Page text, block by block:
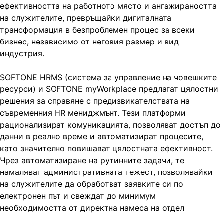
ефективността на работното място и ангажираността
на служителите, превръщайки дигиталната
трансформация в безпроблемен процес за всеки
бизнес, независимо от неговия размер и вид
индустрия.
SOFTONE HRMS (система за управление на човешките
ресурси) и SOFTONE myWorkplace предлагат цялостни
решения за справяне с предизвикателствата на
съвременния HR мениджмънт. Тези платформи
рационализират комуникацията, позволяват достъп до
данни в реално време и автоматизират процесите,
като значително повишават цялостната ефективност.
Чрез автоматизиране на рутинните задачи, те
намаляват административната тежест, позволявайки
на служителите да обработват заявките си по
електронен път и свеждат до минимум
необходимостта от директна намеса на отдел